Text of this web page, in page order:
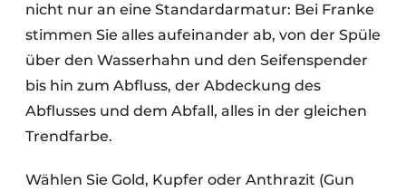
nicht nur an eine Standardarmatur: Bei Franke
stimmen Sie alles aufeinander ab, von der Spüle
über den Wasserhahn und den Seifenspender
bis hin zum Abfluss, der Abdeckung des
Abflusses und dem Abfall, alles in der gleichen
Trendfarbe.
Wählen Sie Gold, Kupfer oder Anthrazit (Gun